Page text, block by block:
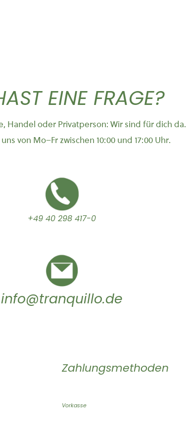
EINE FRAGE?
Handel oder Privatperson: Wir sind für dich da.
von Mo–Fr zwischen 10:00 und 17:00 Uhr.
+49 40 298 417-0
info@tranquillo.de
Zahlungsmethoden
Vorkasse